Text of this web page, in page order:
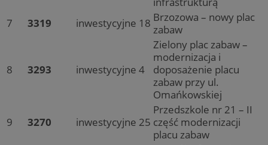
7
3319 inwestycyjne 18 Brzozowa – nowy plac
zabaw
8 3293 inwestycyjne 4
Zielony plac zabaw –
modernizacja i
doposażenie placu
zabaw przy ul.
Omańkowskiej
9
3270 inwestycyjne 25
Przedszkole nr 21 – II
część modernizacji
placu zabaw